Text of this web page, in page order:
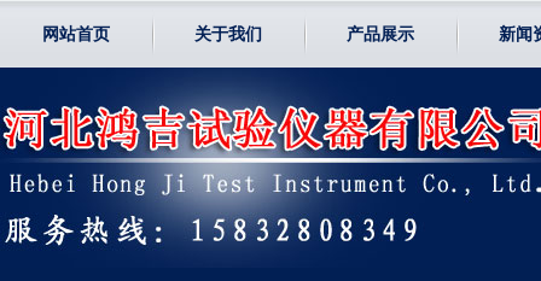
网站首页 关于我们 产品展示 新闻